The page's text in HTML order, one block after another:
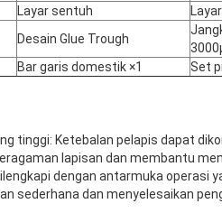
Layar sentuh
Desain Glue Trough
Bar garis domestik ×1 Set
tinggi: Ketebalan pelapis dapat
lapisan dan membantu
dengan antarmuka
sederhana dan menyelesaikan